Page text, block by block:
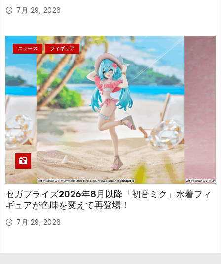
7月 29, 2026
ニュース フィギュア
セガプライズ2026年8月以降「初音ミク」水着フィ
ギュアが色味を変えて再登場！
7月 29, 2026